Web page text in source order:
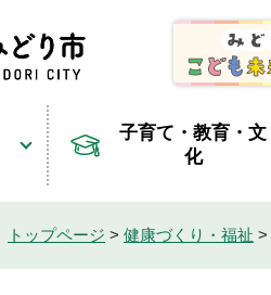
子育て・教育・文
化
トップページ > 健康づくり・福祉 >